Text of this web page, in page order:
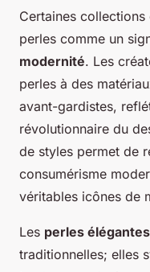
Certaines
perles comme un
modernité. Les
perles à des
avant-gardistes,
révolutionnaire du
de styles permet de
consumérisme
véritables icônes de
Les perles élégantes
traditionnelles; elles